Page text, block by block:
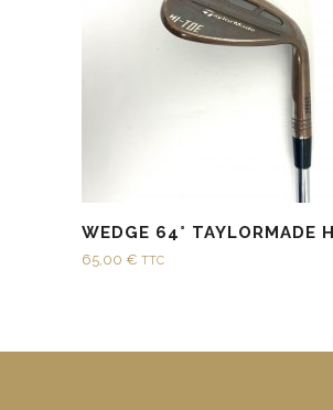
WEDGE 64° TAYLORMADE
65,00 € TTC